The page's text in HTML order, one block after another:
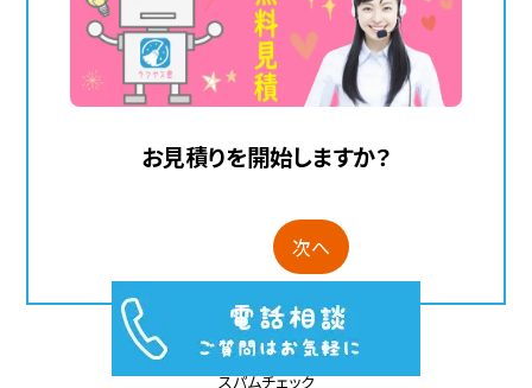
お見積りを開始しますか？
次へ
スパムチェック